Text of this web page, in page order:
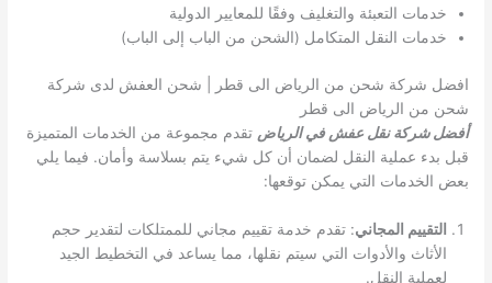
خدمات التعبئة والتغليف وفقًا للمعايير الدولية
خدمات النقل المتكامل (الشحن من الباب إلى الباب)
افضل شركة شحن من الرياض الى قطر | شحن العفش لدى شركة
شحن من الرياض الى قطر
أفضل شركة نقل عفش في الرياض تقدم مجموعة من الخدمات المتميزة
قبل بدء عملية النقل لضمان أن كل شيء يتم بسلاسة وأمان. فيما يلي
بعض الخدمات التي يمكن توقعها:
التقييم المجاني: تقدم خدمة تقييم مجاني للممتلكات لتقدير حجم
الأثاث والأدوات التي سيتم نقلها، مما يساعد في التخطيط الجيد
لعملية النقل.